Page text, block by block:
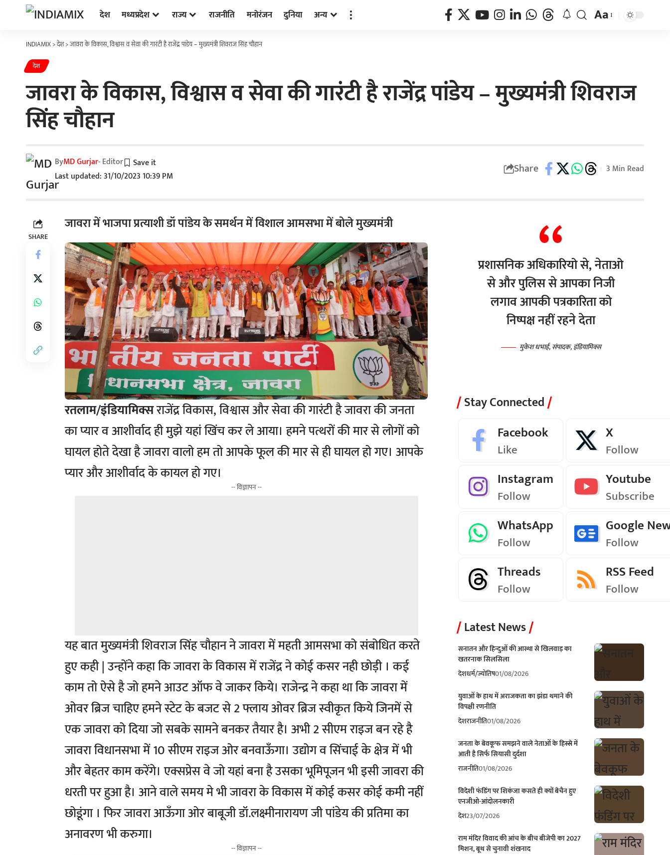
देश मध्यप्रदेश राज्य राजनीति मनोरंजन दुनिया अन्य Aa
INDIAMIX>देश>जावरा के विकास, विश्वास व सेवा की गारंटी है राजेंद्र पांडेय – मुख्यमंत्री शिवराज सिंह चौहान
देश
जावरा के विकास, विश्वास व सेवा की गारंटी है राजेंद्र पांडेय – मुख्यमंत्री शिवराज
सिंह चौहान
Last updated: 31/10/2023 10:39 PM
ByMD Gurjar- Editor Share 3 Min Read
SHARE
जावरा में भाजपा प्रत्याशी डॉ पांडेय के समर्थन में विशाल आमसभा में बोले मुख्यमंत्री
रतलाम/इंडियामिक्सराजेंद्र विकास, विश्वास और सेवा की गारंटी है जावरा की जनता
का प्यार व आशीर्वाद ही मुझे यहां खिंच कर ले आया। हमने पत्थरों की मार से लोगों को
घायल होते देखा है जावरा वालो हम तो आपके फूल की मार से ही घायल हो गए। आपके
प्यार और आशीर्वाद के कायल हो गए।
-- विज्ञापन --
यह बात मुख्यमंत्री शिवराज सिंह चौहान ने जावरा में महती आमसभा को संबोधित करते
हुए कही | उन्होंने कहा कि जावरा के विकास में राजेंद्र ने कोई कसर नही छोड़ी । कई
काम तो ऐसे है जो हमने आउट ऑफ वे जाकर किये। राजेन्द्र ने कहा था कि जावरा में
ओवर ब्रिज चाहिए हमने स्टेट के बजट से 2 फ्लाय ओवर ब्रिज स्वीकृत किये जिनमें से
एक जावरा को दिया जो सबके सामने बनकर तैयार है। अभी 2 सीएम राइज बन रहे है
जावरा विधानसभा में 10 सीएम राइज ओर बनवाऊँगा। उद्योग व सिंचाई के क्षेत्र में भी
और बेहतर काम करेंगे। एक्सप्रेस वे जो यहां बना है उसका भूमिपूजन भी इसी जावरा की
धरती पर हुआ है। आने वाले समय मे भी जावरा के विकास में कोई कसर कोई कमी नहीं
छोडूंगा । फिर जावरा आऊँगा ओर बाबूजी डॉ.लक्ष्मीनारायण जी पांडेय की प्रतिमा का
अनावरण भी करुगा।
-- विज्ञापन --
प्रशासनिक अधिकारियो से, नेताओ
से और पुलिस से आपका निजी
लगाव आपकी पत्रकारिता को
निष्पक्ष नहीं रहने देता
मुकेश धभाई, संपादक, इंडियामिक्स
Stay Connected
Facebook
Like
X
Follow
Instagram
Follow
Youtube
Subscribe
WhatsApp
Follow
Google
Follow
Threads
Follow
RSS Feed
Follow
Latest News
सनातन और हिन्दुओं की आस्था से खिलवाड़ का
खतरनाक सिलसिला
देशधर्म/ज्योतिष01/08/2026
युवाओं के हाथ में अराजकता का झंडा थमाने की
विपक्षी रणनीति
देशराजनीति01/08/2026
जनता के बेवकूफ समझने वाले नेताओं के हिस्से में
आती है सिर्फ सियासी दुर्दशा
राजनीति01/08/2026
विदेशी फंडिंग पर शिकंजा कसते ही क्यों बेचैन हुए
एनजीओ-आंदोलनकारी
देश23/07/2026
राम मंदिर विवाद की आंच के बीच बीजेपी का 2027
मिशन, बूथ से चुनावी शंखनाद